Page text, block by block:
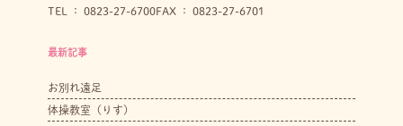
TEL ： 0823-27-6700FAX ： 0823-27-6701
最新記事
お別れ遠足
体操教室（りす）